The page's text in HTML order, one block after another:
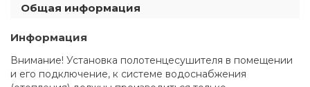
Общая информация
Информация
Внимание! Установка полотенцесушителя в помещении
и его подключение, к системе водоснабжения